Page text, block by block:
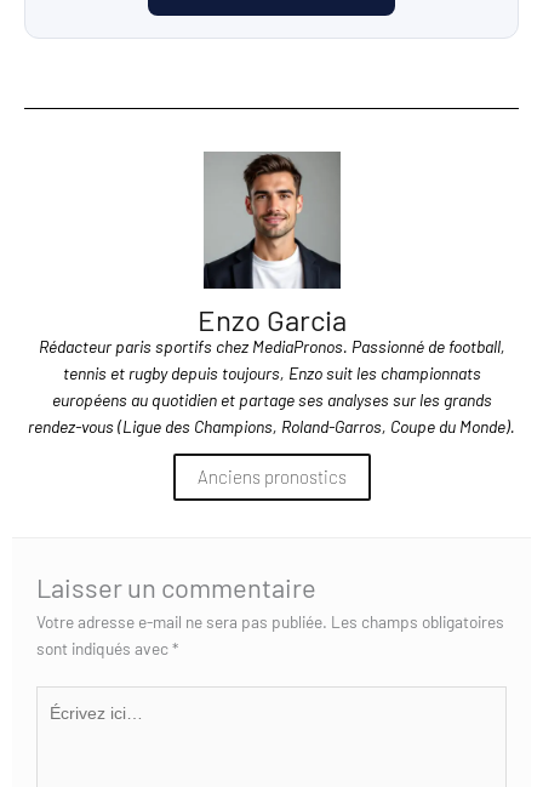
Enzo Garcia
Rédacteur paris sportifs chez MediaPronos. Passionné de football,
tennis et rugby depuis toujours, Enzo suit les championnats
européens au quotidien et partage ses analyses sur les grands
rendez-vous (Ligue des Champions, Roland-Garros, Coupe du Monde).
Anciens pronostics
Laisser un commentaire
Votre adresse e-mail ne sera pas publiée. Les champs obligatoires
sont indiqués avec*
Écrivez
ici…